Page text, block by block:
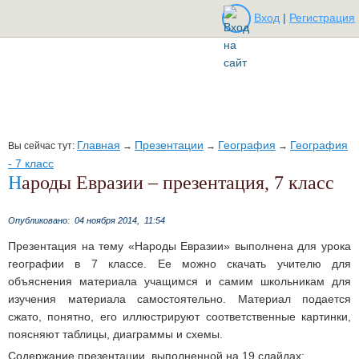
Вход | Регистрация
Вы сейчас тут: Главная → Презентации → География → География
- 7 класс
Народы Евразии – презентация, 7 класс
Опубликовано: 04 ноября 2014, 11:54
Презентация на тему «Народы Евразии» выполнена для урока
географии в 7 классе. Ее можно скачать учителю для
объяснения материала учащимся и самим школьникам для
изучения материала самостоятельно. Материал подается
сжато, понятно, его иллюстрируют соответственные картинки,
поясняют таблицы, диаграммы и схемы.
Содержание презентации, выполненной на 19 слайдах: